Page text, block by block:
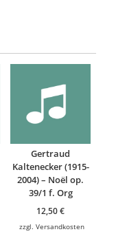
Gertraud
Kaltenecker (1915-
2004) – Noël op.
39/1 f. Org
12,50€
zzgl.Versandkosten